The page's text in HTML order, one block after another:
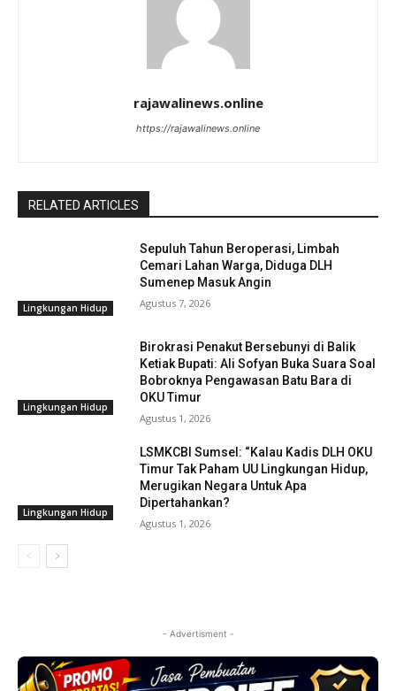
rajawalinews.online
https://rajawalinews.online
RELATED ARTICLES
Lingkungan Hidup
Sepuluh Tahun Beroperasi, Limbah
Cemari Lahan Warga, Diduga DLH
Sumenep Masuk Angin
Agustus 7, 2026
Lingkungan Hidup
Birokrasi Penakut Bersebunyi di Balik
Ketiak Bupati: Ali Sofyan Buka Suara Soal
Bobroknya Pengawasan Batu Bara di
OKU Timur
Agustus 1, 2026
Lingkungan Hidup
LSMKCBI Sumsel: “Kalau Kadis DLH OKU
Timur Tak Paham UU Lingkungan Hidup,
Merugikan Negara Untuk Apa
Dipertahankan?
Agustus 1, 2026
- Advertisment -